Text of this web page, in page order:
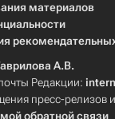
материалов
А.В.
Редакции:
пресс-релизов
обратной связи